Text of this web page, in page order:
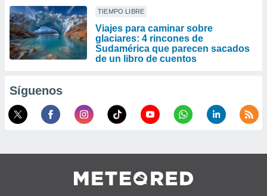
TIEMPO LIBRE
Viajes para caminar sobre
glaciares: 4 rincones de
Sudamérica que parecen sacados
de un libro de cuentos
Síguenos